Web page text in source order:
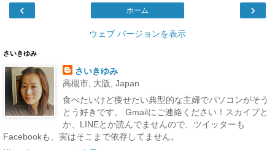
‹ ›
ホーム
ウェブ バージョンを表示
さいきゆみ
さいきゆみ
高槻市, 大阪, Japan
食べたいけど痩せたい典型的な主婦でパソコンがそう
とう好きです。 Gmailにご連絡ください！スカイプと
か、LINEとか読んでませんので、ツイッターも
Facebookも、実はそこまで依存してません。